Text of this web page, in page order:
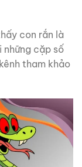
con rắn là
những cặp số
tham khảo